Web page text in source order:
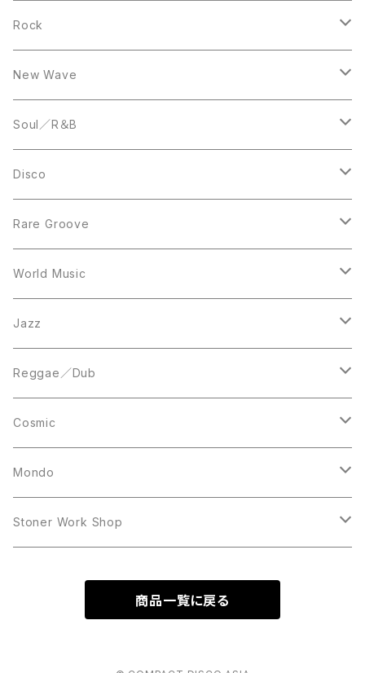
10inch
LP
12inch
LP
Rock
12inch
LP
New Wave
12inch
LP
Soul／R＆B
LP
12inch
Disco
7inch
12inch
LP
Acetate Press
10inch
Rare Groove
12inch
LP
World Music
12inch
LP
Jazz
LP
12inch
Reggae／Dub
LP
12inch
Cosmic
12inch
LP
Mondo
LP
Stoner Work Shop
商品一覧に戻る